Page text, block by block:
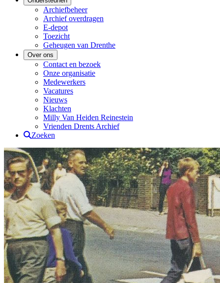
Archiefbeheer
Archief overdragen
E-depot
Toezicht
Geheugen van Drenthe
Over ons
Contact en bezoek
Onze organisatie
Medewerkers
Vacatures
Nieuws
Klachten
Milly Van Heiden Reinestein
Vrienden Drents Archief
Zoeken
Drents Archief